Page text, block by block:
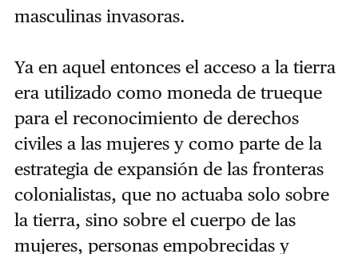
masculinas invasoras.
Ya en aquel entonces el acceso a la tierra
era utilizado como moneda de trueque
para el reconocimiento de derechos
civiles a las mujeres y como parte de la
estrategia de expansión de las fronteras
colonialistas, que no actuaba solo sobre
la tierra, sino sobre el cuerpo de las
mujeres, personas empobrecidas y